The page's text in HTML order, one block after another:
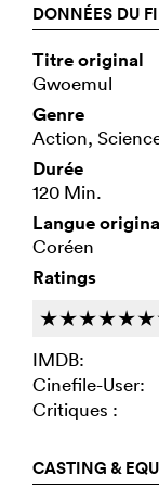
DONNÉES DU
Titre original
Gwoemul
Genre
Action,
Durée
120 Min.
Langue
Coréen
Ratings
cccccc
IMDB:
Cinefile-User:
Critiques :
CASTING &